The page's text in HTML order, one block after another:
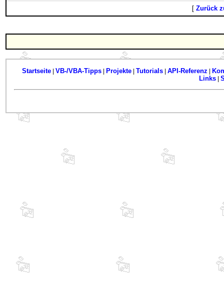
[ Zurück
Startseite| VB-/VBA-Tipps| Projekte| Tutorials| API-Referenz
Links|